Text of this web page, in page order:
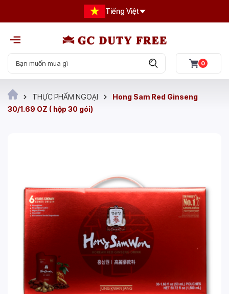
Tiếng Việt
0
THỰC PHẨM NGOẠI
Hong Sam Red Ginseng
30/1.69 OZ ( hộp 30 gói)